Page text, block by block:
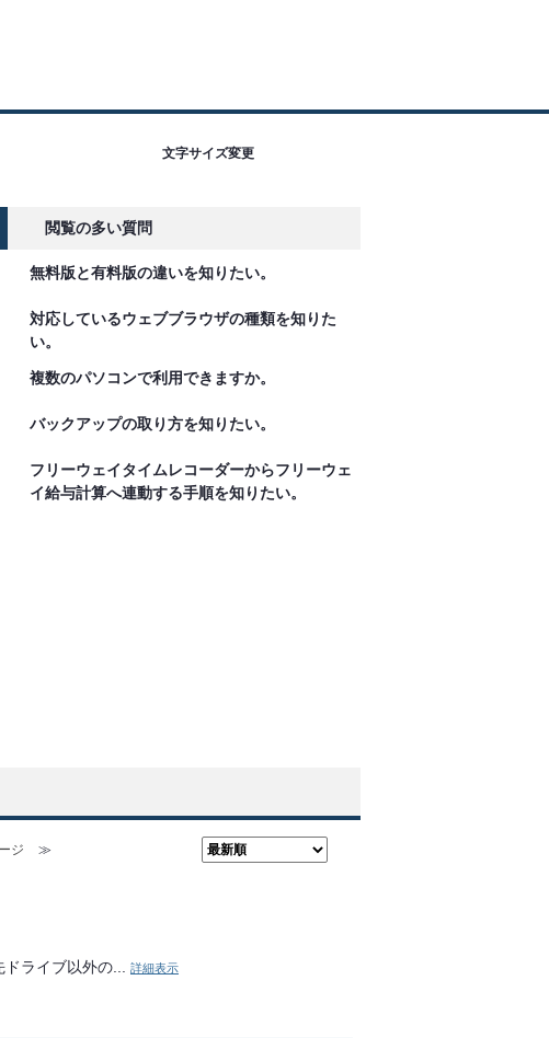
文字サイズ変更
閲覧の多い質問
無料版と有料版の違いを知りたい。
対応しているウェブブラウザの種類を知りた
い。
複数のパソコンで利用できますか。
バックアップの取り方を知りたい。
フリーウェイタイムレコーダーからフリーウェ
イ給与計算へ連動する手順を知りたい。
ジ ≫
ライブ以外の... 詳細表示